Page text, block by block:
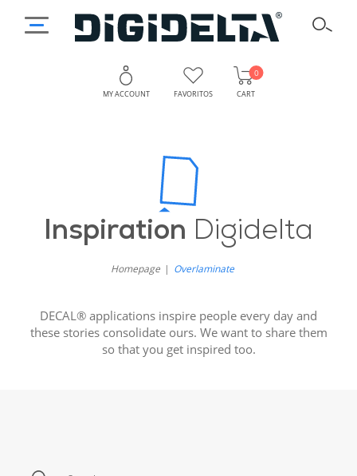
MY ACCOUNT FAVORITOS CART
0
Inspiration Digidelta
Homepage Overlaminate
DECAL® applications inspire people every day and
these stories consolidate ours. We want to share them
so that you get inspired too.